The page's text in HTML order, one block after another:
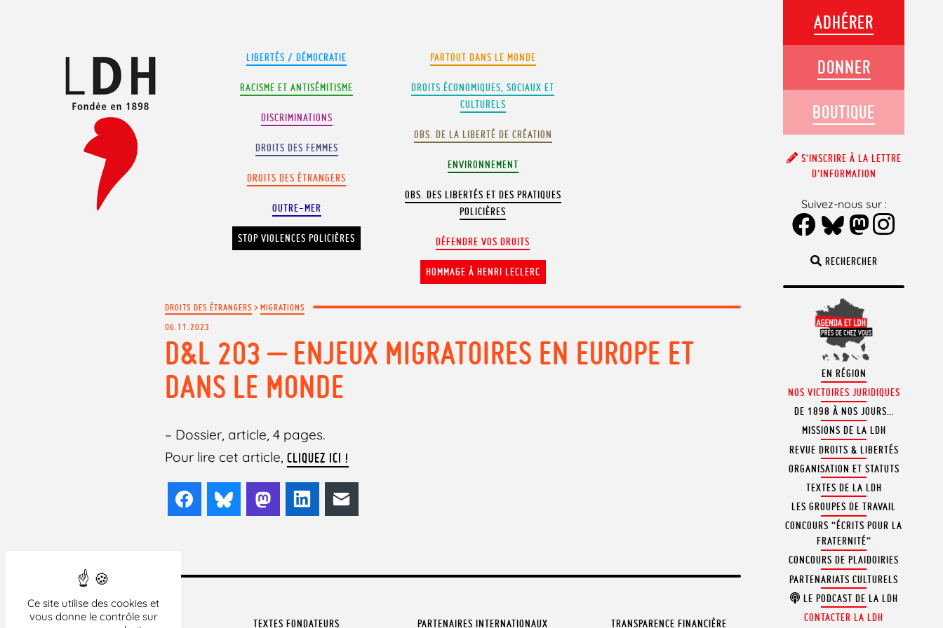
Ce site utilise des cookies et
vous donne le contrôle sur
LIBERTÉS / DÉMOCRATIE
RACISME ET ANTISÉMITISME
DISCRIMINATIONS
DROITS DES FEMMES
DROITS DES ÉTRANGERS
OUTRE-MER
STOP VIOLENCES POLICIÈRES
PARTOUT DANS LE MONDE
DROITS ÉCONOMIQUES, SOCIAUX ET
CULTURELS
OBS. DE LA LIBERTÉ DE CRÉATION
ENVIRONNEMENT
OBS. DES LIBERTÉS ET DES PRATIQUES
POLICIÈRES
DÉFENDRE VOS DROITS
HOMMAGE À HENRI LECLERC
DROITS DES ÉTRANGERS>MIGRATIONS
06.11.2023
D&L 203 – ENJEUX MIGRATOIRES EN EUROPE ET
DANS LE MONDE
– Dossier, article, 4 pages.
Pour lire cet article,CLIQUEZ ICI !
FacebookBlueskyMastodonLinkedIn
TEXTES FONDATEURS PARTENAIRES INTERNATIONAUX TRANSPARENCE FINANCIÈRE
RECHERCHER
EN RÉGION
NOS VICTOIRES JURIDIQUES
DE 1898 À NOS JOURS…
MISSIONS DE LA LDH
REVUE DROITS & LIBERTÉS
ORGANISATION ET STATUTS
TEXTES DE LA LDH
LES GROUPES DE TRAVAIL
CONCOURS “ÉCRITS POUR LA
FRATERNITÉ”
CONCOURS DE PLAIDOIRIES
PARTENARIATS CULTURELS
LE PODCAST DE LA LDH
CONTACTER LA LDH
ADHÉRER
DONNER
BOUTIQUE
S’INSCRIRE À LA LETTRE
D’INFORMATION
Suivez-nous sur :